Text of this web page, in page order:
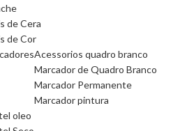
de Cera
de Cor
Acessorios quadro branco
Marcador de Quadro Branco
Marcador Permanente
Marcador pintura
oleo